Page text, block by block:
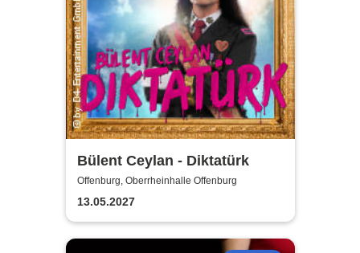
Bülent Ceylan - Diktatürk
Offenburg, Oberrheinhalle Offenburg
13.05.2027